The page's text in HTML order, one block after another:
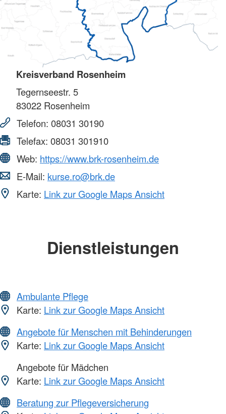
Kreisverband Rosenheim
Tegernseestr. 5
83022 Rosenheim
Telefon: 08031 30190
Telefax: 08031 301910
Web: https://www.brk-rosenheim.de
E-Mail: kurse.ro@brk.de
Karte: Link zur Google Maps Ansicht
Dienstleistungen
Ambulante Pflege
Karte: Link zur Google Maps Ansicht
Angebote für Menschen mit Behinderungen
Karte: Link zur Google Maps Ansicht
Angebote für Mädchen
Karte: Link zur Google Maps Ansicht
Beratung zur Pflegeversicherung